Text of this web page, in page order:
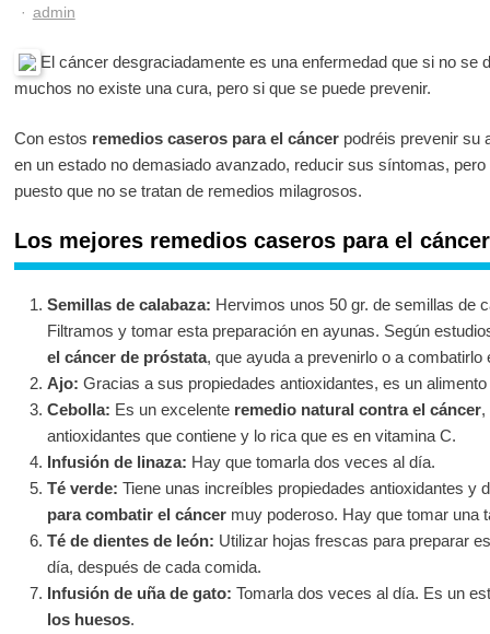
Author
admin
El cáncer desgraciadamente es una enfermedad que si no se
muchos no existe una cura, pero si que se puede prevenir.
Con estos remedios caseros para el cáncerpodréis prevenir su
en un estado no demasiado avanzado, reducir sus síntomas,
puesto que no se tratan de remedios milagrosos.
Los mejores remedios caseros para el cáncer
Semillas de calabaza: Hervimos unos 50 gr. de semillas de
Filtramos y tomar esta preparación en ayunas. Según
el cáncer de próstata, que ayuda a prevenirlo o a combatirlo
Ajo: Gracias a sus propiedades antioxidantes, es un
Cebolla: Es un excelente remedio natural contra el cáncer,
antioxidantes que contiene y lo rica que es en vitamina C.
Infusión de linaza: Hay que tomarla dos veces al día.
Té verde: Tiene unas increíbles propiedades antioxidantes y
para combatir el cáncermuy poderoso. Hay que tomar una
Té de dientes de león: Utilizar hojas frescas para preparar
día, después de cada comida.
Infusión de uña de gato: Tomarla dos veces al día. Es un
los huesos.